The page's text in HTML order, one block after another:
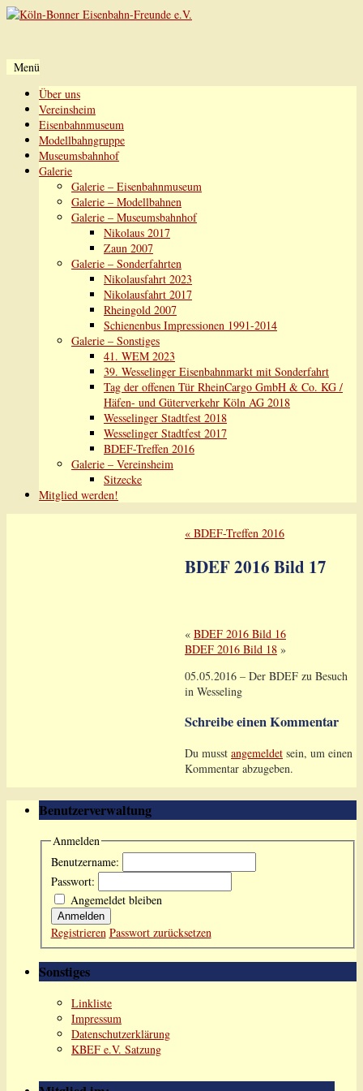
Menü
Zum
Inhalt
springen
Über uns
Vereinsheim
Eisenbahnmuseum
Modellbahngruppe
Museumsbahnhof
Galerie
Galerie – Eisenbahnmuseum
Galerie – Modellbahnen
Galerie – Museumsbahnhof
Nikolaus 2017
Zaun 2007
Galerie – Sonderfahrten
Nikolausfahrt 2023
Nikolausfahrt 2017
Rheingold 2007
Schienenbus Impressionen 1991-2014
Galerie – Sonstiges
41. WEM 2023
39. Wesselinger Eisenbahnmarkt mit Sonderfahrt
Tag der offenen Tür RheinCargo GmbH & Co. KG /
Häfen- und Güterverkehr Köln AG 2018
Wesselinger Stadtfest 2018
Wesselinger Stadtfest 2017
BDEF-Treffen 2016
Galerie – Vereinsheim
Sitzecke
Mitglied werden!
« BDEF-Treffen 2016
BDEF 2016 Bild 17
« BDEF 2016 Bild 16
BDEF 2016 Bild 18 »
05.05.2016 – Der BDEF zu Besuch
in Wesseling
Schreibe einen Kommentar
Du musst angemeldet sein, um einen
Kommentar abzugeben.
Benutzerverwaltung
Anmelden
Benutzername:
Passwort:
Angemeldet bleiben
Anmelden
Registrieren Passwort zurücksetzen
Sonstiges
Linkliste
Impressum
Datenschutzerklärung
KBEF e.V. Satzung